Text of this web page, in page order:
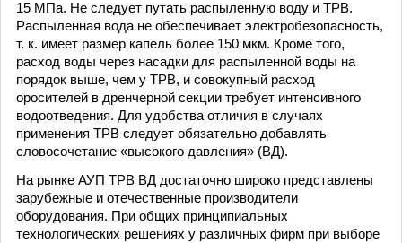
15 МПа. Не следует путать распыленную воду и ТРВ.
Распыленная вода не обеспечивает электробезопасность,
т. к. имеет размер капель более 150 мкм. Кроме того,
расход воды через насадки для распыленной воды на
порядок выше, чем у ТРВ, и совокупный расход
оросителей в дренчерной секции требует интенсивного
водоотведения. Для удобства отличия в случаях
применения ТРВ следует обязательно добавлять
словосочетание «высокого давления» (ВД).
На рынке АУП ТРВ ВД достаточно широко представлены
зарубежные и отечественные производители
оборудования. При общих принципиальных
технологических решениях у различных фирм при выборе